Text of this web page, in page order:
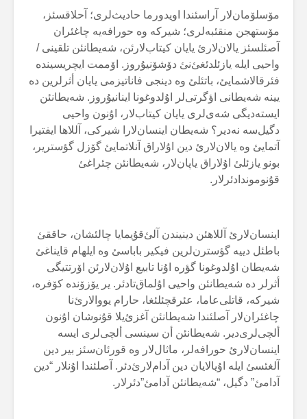
مۆسلۆمان‌لار آراسئندا اویدورما حادیث‌لری؛ آحلاقسئز،
مۆستهجن منقئبەلری؛ شیرکە وە حورافەیە چاغئران
آصئلسئز یالان‌لارئ یایان کیتاب‌لارئن، شەیطانئن تلقینی /
واحیی ایلە یازئلدئغئ‌نئ دۆشۆنیۇروز. اۆممت ایچریسیندە
فئرقالاشمایئ، باتئلئ وە دینجی فاناتیزمی یایان أثرلرین دە
یینە شەیطانی اؤگرتی‌لر اۇلدوغونا اینانیۇروز. شەیطانئن
ایستەدیگی شەی‌لری یایان کیتاب‌لار، اۇنون واحیی
دگیل‌سە نەدیر؟ شەیطان اینسان‌لارا شیرکی، آللاها ایفتیرا
آتمایئ وە یالان‌لارئ دین اۇلاراق آنلاتمایئ گۆزل گؤستریر،
بونو یازئلئ اۇلاراق یاپان‌لار، شەیطانئن چئراغئ
قۇنوموندادئرلار.
اینسان‌لارئ آللاهئن دینیندن آلئ‌قۇیمایا چالئشان، حاققئ
باطئل دییە گؤسترن‌لرین فیکیر باباسئ وە ایلهام قایناغئ
شەیطان اۇلدوغونا گؤرە اۇنا تابیع اۇلان‌لارئن اۆرتتیگی
أثرلر دە شەیطانئن واحیی اۇلماق‌تادئر. یر یۆزۆندە کۆفرە،
شیرکە، قاتلی‌عاما، عئرقچئلئغا، حارام یووالارئ‌نا
چاغئران‌لار آصلئندا شەیطانئن آغزئ‌یلا قۇنوشان اۇنون
ألچی‌لری‌دیر. شەیطانئن أن سینسی ألچی‌لری ایسە
اینسان‌لارئ حورافەلر، ماثال‌لار وە قورئان‌سئز بیر دین
آلغئسئ ایلە اۇیالایان دین آدام‌لارئ‌دئر. آصلئندا اۇنلار “دین
آدامئ” دگیل، “شەیطانئن آدامئ”دئرلار.